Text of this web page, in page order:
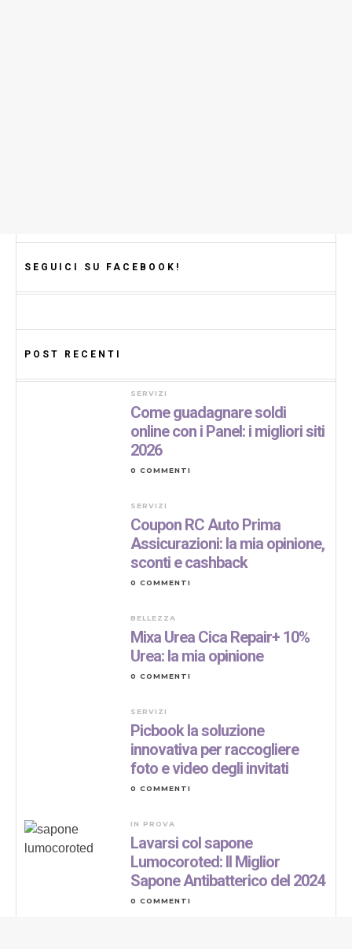
SEGUICI SU FACEBOOK!
POST RECENTI
SERVIZI
Come guadagnare soldi
online con i Panel: i migliori siti
2026
0 COMMENTI
SERVIZI
Coupon RC Auto Prima
Assicurazioni: la mia opinione,
sconti e cashback
0 COMMENTI
BELLEZZA
Mixa Urea Cica Repair+ 10%
Urea: la mia opinione
0 COMMENTI
SERVIZI
Picbook la soluzione
innovativa per raccogliere
foto e video degli invitati
0 COMMENTI
IN PROVA
Lavarsi col sapone
Lumocoroted: Il Miglior
Sapone Antibatterico del 2024
0 COMMENTI